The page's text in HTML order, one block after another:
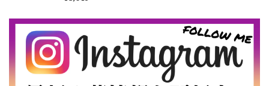
なかなか見つからないこの色味が本当に好きです！ありがと
うございました！